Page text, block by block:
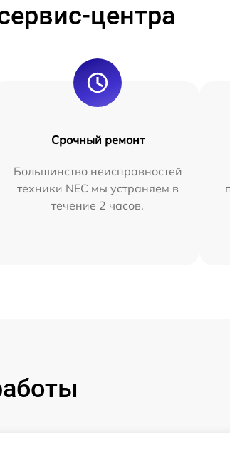
центра
Срочный ремонт
Большинство неисправностей
техники NEC мы устраняем в
течение 2 часов.